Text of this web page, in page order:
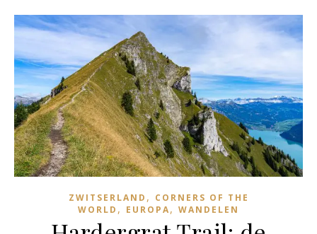
ZWITSERLAND , CORNERS OF THE
WORLD , EUROPA, WANDELEN